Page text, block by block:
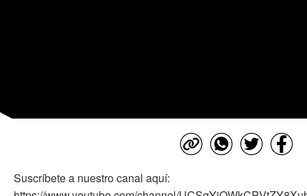
Suscríbete a nuestro canal aquí: